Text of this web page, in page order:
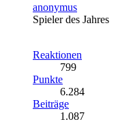
anonymus
Spieler des Jahres
Reaktionen
799
Punkte
6.284
Beiträge
1.087